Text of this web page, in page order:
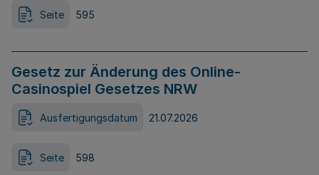
Seite 595
Gesetz zur Änderung des Online-
Casinospiel Gesetzes NRW
Ausfertigungsdatum 21.07.2026
Seite 598